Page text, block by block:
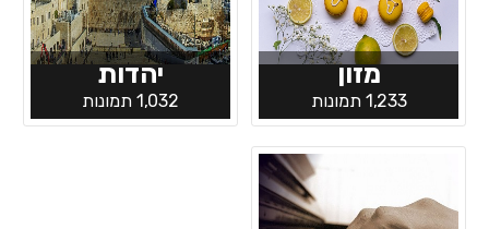
מזון
1,233 תמונות
יהדות
1,032 תמונות